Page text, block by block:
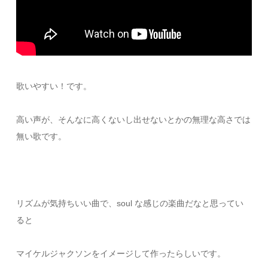
歌いやすい！です。
高い声が、そんなに高くないし出せないとかの無理な高さでは
無い歌です。
リズムが気持ちいい曲で、soul な感じの楽曲だなと思ってい
ると
マイケルジャクソンをイメージして作ったらしいです。